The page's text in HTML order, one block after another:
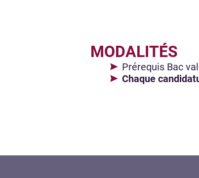
MODALITÉS
Prérequis Bac
Chaque